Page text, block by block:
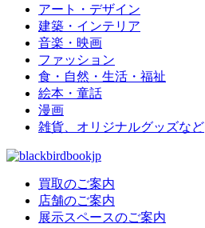
アート・デザイン
建築・インテリア
音楽・映画
ファッション
食・自然・生活・福祉
絵本・童話
漫画
雑貨、オリジナルグッズなど
買取のご案内
店舗のご案内
展示スペースのご案内